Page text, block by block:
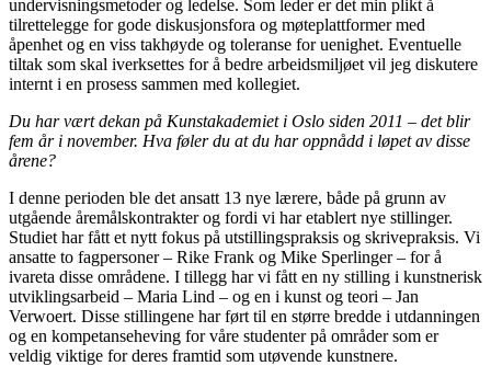
undervisningsmetoder og ledelse. Som leder er det min plikt å
tilrettelegge for gode diskusjonsfora og møteplattformer med
åpenhet og en viss takhøyde og toleranse for uenighet. Eventuelle
tiltak som skal iverksettes for å bedre arbeidsmiljøet vil jeg diskutere
internt i en prosess sammen med kollegiet.
Du har vært dekan på Kunstakademiet i Oslo siden 2011 – det blir
fem år i november. Hva føler du at du har oppnådd i løpet av disse
årene?
I denne perioden ble det ansatt 13 nye lærere, både på grunn av
utgående åremålskontrakter og fordi vi har etablert nye stillinger.
Studiet har fått et nytt fokus på utstillingspraksis og skrivepraksis. Vi
ansatte to fagpersoner – Rike Frank og Mike Sperlinger – for å
ivareta disse områdene. I tillegg har vi fått en ny stilling i kunstnerisk
utviklingsarbeid – Maria Lind – og en i kunst og teori – Jan
Verwoert. Disse stillingene har ført til en større bredde i utdanningen
og en kompetanseheving for våre studenter på områder som er
veldig viktige for deres framtid som utøvende kunstnere.